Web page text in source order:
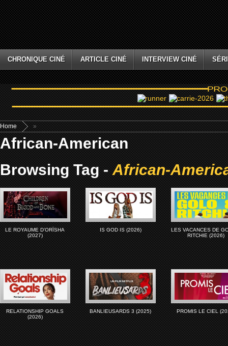
CHRONIQUE CINÉ ARTICLE CINÉ INTERVIEW CINÉ
Home »
African-American
Browsing Tag -African-
LE ROYAUME D’ORÏSHA
(2027)
IS GOD IS (2026)
LES VACANCES DE
RITCHIE (2026)
RELATIONSHIP GOALS
(2026)
BANLIEUSARDS 3 (2025) PROMIS LE CIEL